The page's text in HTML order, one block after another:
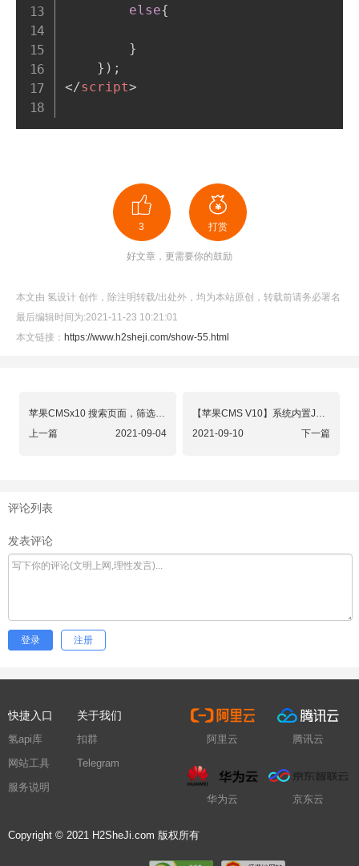
else{
}
} ) ;
</script>
3 打赏
好文章，更需要你的鼓励
本文由 氢设计 创作，除注明转载/出处外，均为本站原创，转载前请务必署名
最后编辑时间为:2021-11-23 10:21:01
本文链接： https://www.h2sheji.com/show-55.html
苹果CMSx10 搜索页面，筛选结果总条数，获取办法
上一篇
2021-09-04
【苹果CMS V10】系统内置JS、CSS说明
2021-09-10
下一篇
评论列表
发表评论
登录 注册
快捷入口
氢api库
网站工具
服务说明
关于我们
扣群
Telegram
阿里云 腾讯云
华为云 京东云
Copyright © 2021 H2SheJi.com 版权所有